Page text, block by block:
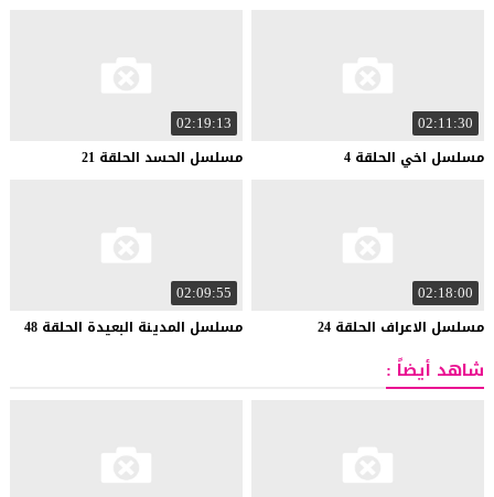
02:11:30
مسلسل اخي الحلقة 4
02:19:13
مسلسل الحسد الحلقة 21
02:18:00
مسلسل الاعراف الحلقة 24
02:09:55
مسلسل المدينة البعيدة الحلقة 48
شاهد أيضاً :